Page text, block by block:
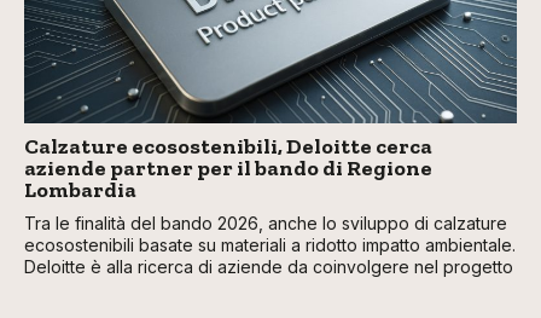
Calzature ecosostenibili, Deloitte cerca
aziende partner per il bando di Regione
Lombardia
Tra le finalità del bando 2026, anche lo sviluppo di calzature
ecosostenibili basate su materiali a ridotto impatto ambientale.
Deloitte è alla ricerca di aziende da coinvolgere nel progetto